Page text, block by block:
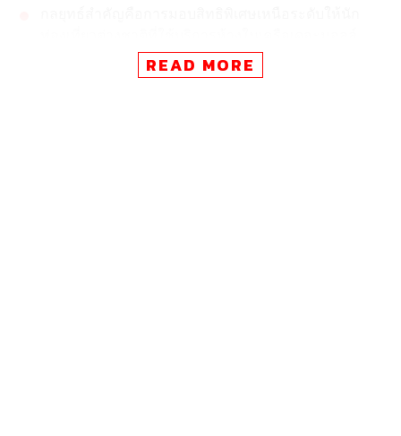
กรุ๊ป ตั้งแต่ส่วนลด ของสมนาคุณ ไปจนถึงบริการสุด
เอ็กซ์คลูซีฟ ทั้งยังเลือกช่วงปิดเทอมฤดูร้อน เดือน
READ MORE